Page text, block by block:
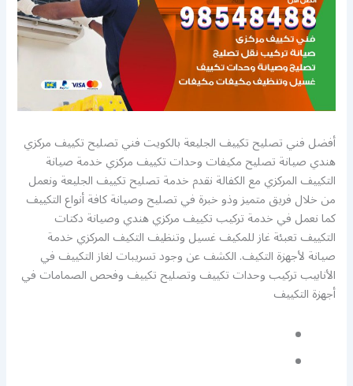
أفضل فني تصليح تكييف الجليعة بالكويت فني تصليح تكييف مركزي
هندي صيانة تصليح مكيفات وحدات تكييف مركزي خدمة صيانة
التكييف المركزي مع الكفالة نقدم خدمة تصليح تكييف الجليعة ونعمل
من خلال فريق متميز وذو خبرة في تصليح وصيانة كافة أنواع التكييف
كما نعمل في خدمة تركيب تكييف مركزي هندي وصيانة دكتات
التكييف تعبئة غاز للمكيف غسيل وتنظيف التكيف المركزي خدمة
صيانة لأجهزة التكيف. الكشف عن وجود تسريبات لغاز التكييف في
الأنابيب تركيب وحدات تكييف وتصليح تكييف وفحص الصمامات في
أجهزة التكييف